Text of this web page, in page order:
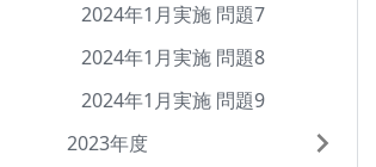
2024年1月実施 問題7
2024年1月実施 問題8
2024年1月実施 問題9
2023年度